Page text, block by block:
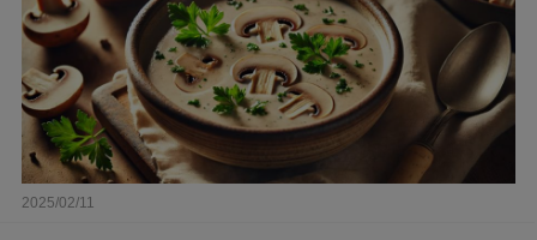
2025/02/11